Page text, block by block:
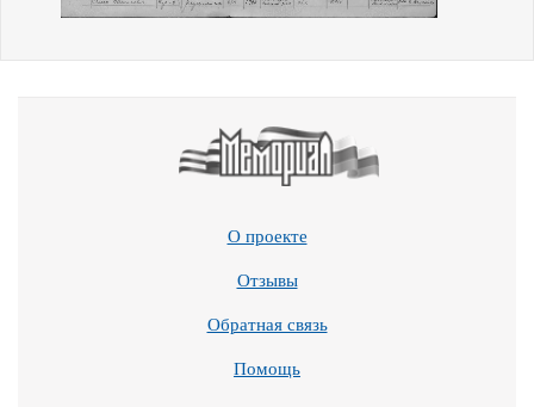
О проекте
Отзывы
Обратная связь
Помощь